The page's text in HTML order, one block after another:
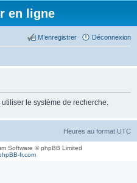
en ligne
Déconnexion
M’enregistrer
le système de recherche.
Heures au format UTC
Software © phpBB Limited
fr.com